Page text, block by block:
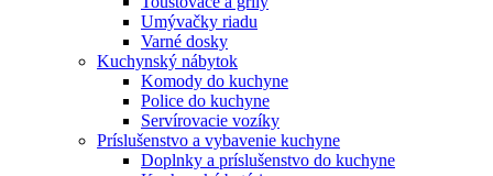
Umývačky riadu
Varné dosky
Kuchynský nábytok
Komody do kuchyne
Police do kuchyne
Servírovacie vozíky
Príslušenstvo a vybavenie kuchyne
Doplnky a príslušenstvo do kuchyne